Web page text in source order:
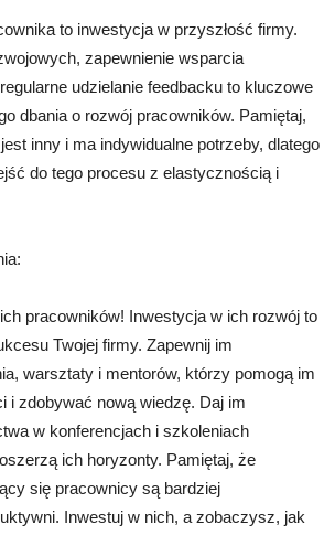
to inwestycja w przyszłość firmy.
zapewnienie wsparcia
udzielanie feedbacku to kluczowe
dbania o rozwój pracowników. Pamiętaj,
inny i ma indywidualne potrzeby, dlatego
do tego procesu z elastycznością i
pracowników! Inwestycja w ich rozwój to
Twojej firmy. Zapewnij im
warsztaty i mentorów, którzy pomogą im
i zdobywać nową wiedzę. Daj im
w konferencjach i szkoleniach
ich horyzonty. Pamiętaj, że
się pracownicy są bardziej
Inwestuj w nich, a zobaczysz, jak